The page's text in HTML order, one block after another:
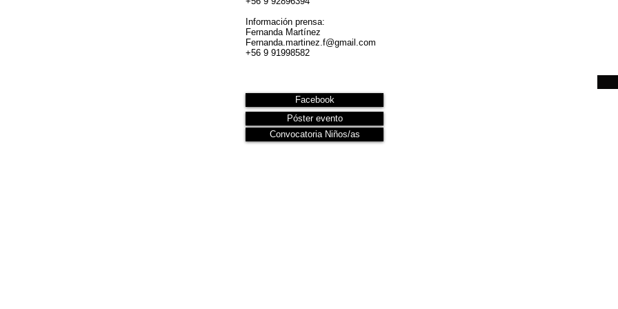
Información prensa:
Fernanda Martínez
Fernanda.martinez.f@gmail.com
+56 9 91998582
Facebook
Póster evento
Convocatoria Niños/as